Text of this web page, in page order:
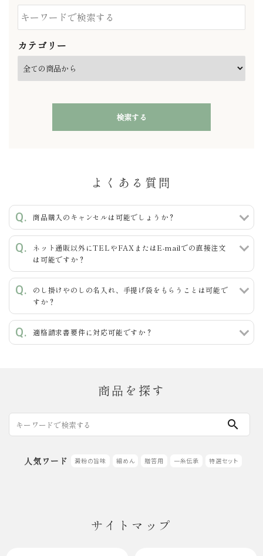
カテゴリー
検索する
カテゴリー
よくある質問
商品購入のキャンセルは可能でしょうか？
ネット通販以外にTELやFAXまたはE-mailでの直接注文
は可能ですか？
のし掛けやのしの名入れ、手提げ袋をもらうことは可能で
すか？
適格請求書要件に対応可能ですか？
商品を探す
search
人気ワード 澱粉の旨味 細めん 贈答用 一糸伝承 特選セット
サイトマップ